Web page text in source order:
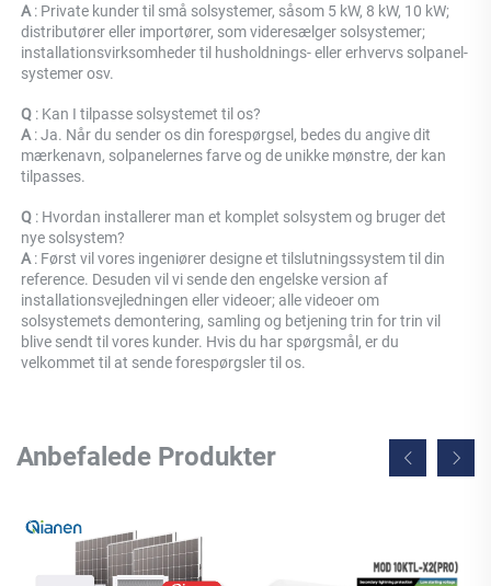
A : Private kunder til små solsystemer, såsom 5 kW, 8 kW, 10 kW;
distributører eller importører, som videresælger solsystemer;
installationsvirksomheder til husholdnings- eller erhvervs solpanel-
systemer osv.
Q : Kan I tilpasse solsystemet til os?
A : Ja. Når du sender os din forespørgsel, bedes du angive dit
mærkenavn, solpanelernes farve og de unikke mønstre, der kan
tilpasses.
Q : Hvordan installerer man et komplet solsystem og bruger det
nye solsystem?
A : Først vil vores ingeniører designe et tilslutningssystem til din
reference. Desuden vil vi sende den engelske version af
installationsvejledningen eller videoer; alle videoer om
solsystemets demontering, samling og betjening trin for trin vil
blive sendt til vores kunder. Hvis du har spørgsmål, er du
velkommet til at sende forespørgsler til os.
Anbefalede Produkter